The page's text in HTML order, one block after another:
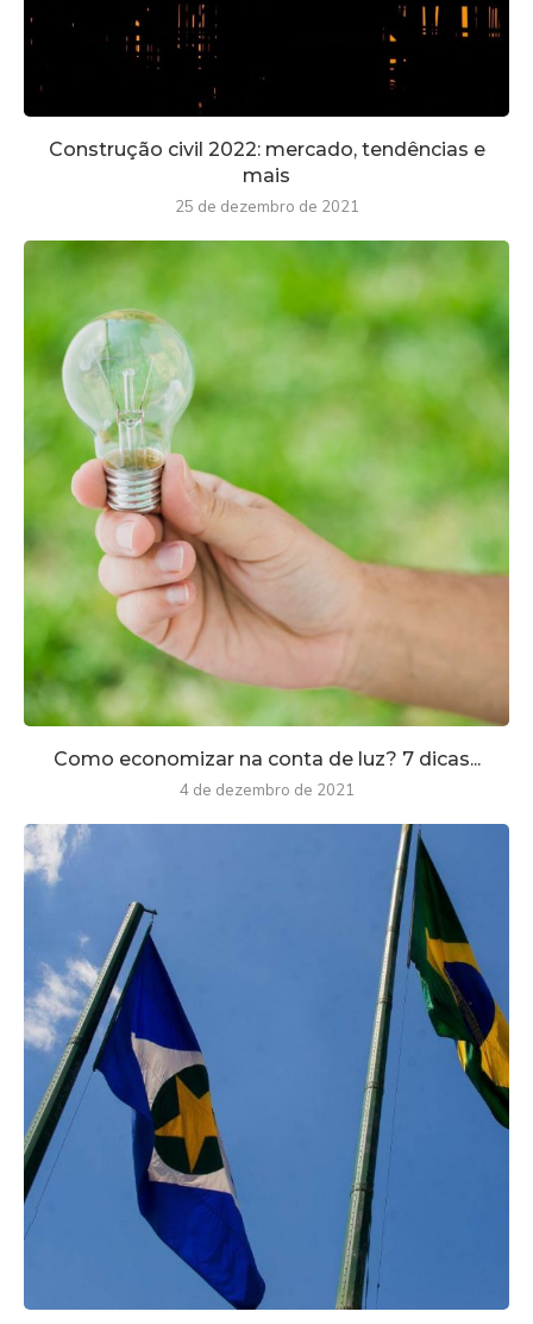
Construção civil 2022: mercado, tendências e
mais
25 de dezembro de 2021
Como economizar na conta de luz? 7 dicas...
4 de dezembro de 2021